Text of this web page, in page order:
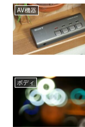
AV機器
ボディ